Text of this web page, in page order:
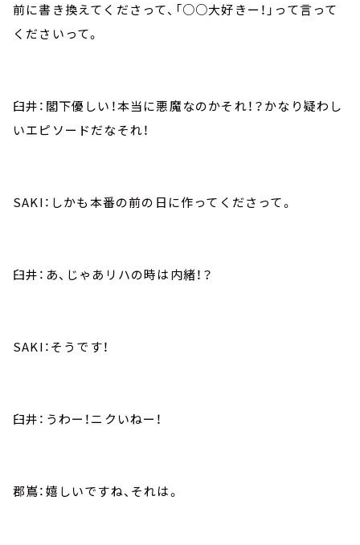
前に書き換えてくださって、「○○大好きー！」って言って
くださいって。
臼井：閣下優しい！本当に悪魔なのかそれ！？かなり疑わし
いエピソードだなそれ！
SAKI：しかも本番の前の日に作ってくださって。
臼井：あ、じゃあリハの時は内緒！？
SAKI：そうです！
臼井：うわー！ニクいねー！
郡嶌：嬉しいですね、それは。